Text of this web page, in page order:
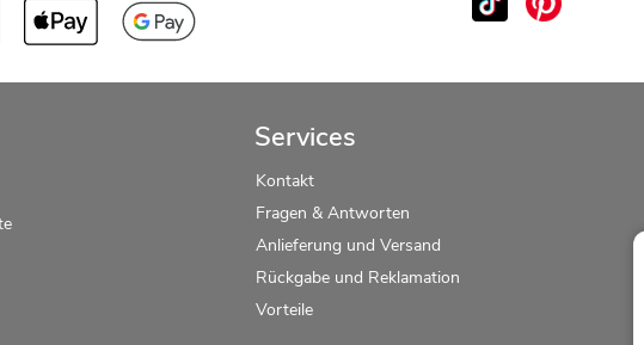
Services
Kontakt
Fragen & Antworten
Anlieferung und Versand
Rückgabe und Reklamation
Vorteile